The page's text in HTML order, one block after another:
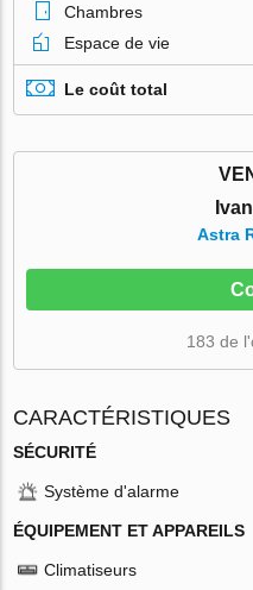
Chambres
Espace de vie
Le coût total
Astra
183 de
CARACTÉRISTIQUES
SÉCURITÉ
Système d'alarme
ÉQUIPEMENT ET APPAREILS
Climatiseurs